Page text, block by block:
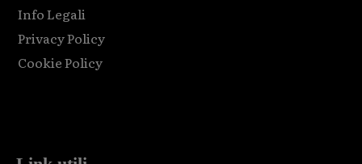
Info Legali
Privacy Policy
Cookie Policy